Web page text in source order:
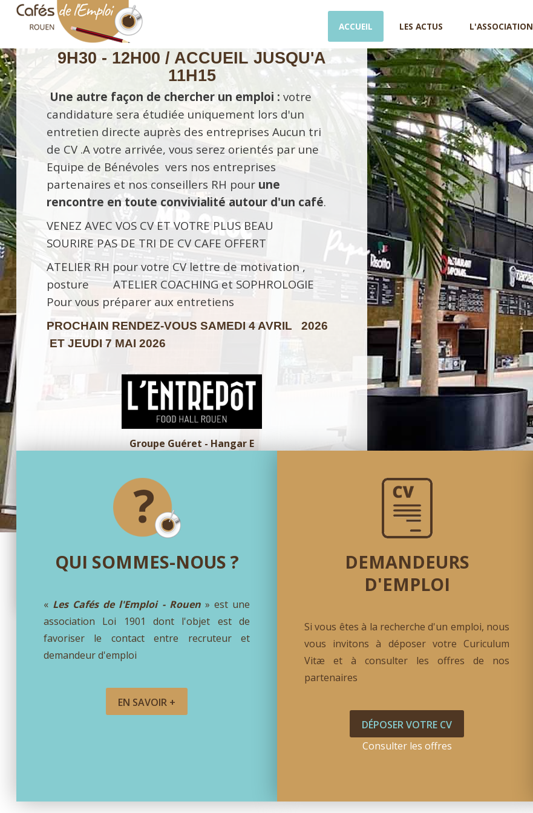
Accueil
L'Association
Nos Partenaires
Demandeurs
Recruteurs
ACCUEIL LES ACTUS L'ASSOCIATION
ET JEUDI 7 MAI 2026
9H30 - 12H00 / ACCUEIL JUSQU'A
11H15
Une autre façon de chercher un emploi : votre
candidature sera étudiée uniquement lors d'un
entretien directe auprès des entreprises Aucun tri
de CV .A votre arrivée, vous serez orientés par une
Equipe de Bénévoles vers nos entreprises
partenaires et nos conseillers RH pour une
rencontre en toute convivialité autour d'un café.
VENEZ AVEC VOS CV ET VOTRE PLUS BEAU
SOURIRE PAS DE TRI DE CV CAFE OFFERT
ATELIER RH pour votre CV lettre de motivation ,
posture ATELIER COACHING et SOPHROLOGIE
Pour vous préparer aux entretiens
PROCHAIN RENDEZ-VOUS SAMEDI 4 AVRIL 2026
ET JEUDI 7 MAI 2026
Groupe Guéret - Hangar E
PLAN D'ACCÈS
Lignes TEOR : T1 - T2 - T3
SUIVEZ-NOUS SUR LES RÉSEAUX !
QUI SOMMES-NOUS ?
« Les Cafés de l'Emploi - Rouen» est une
association Loi 1901 dont l'objet est de
favoriser le contact entre recruteur et
demandeur d'emploi
EN SAVOIR +
DEMANDEURS
D'EMPLOI
Si vous êtes à la recherche d'un emploi, nous
vous invitons à déposer votre Curiculum
Vitæ et à consulter les offres de nos
partenaires
DÉPOSER VOTRE CV
Consulter les offres